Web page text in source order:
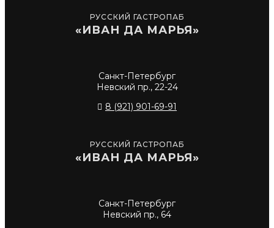
РУССКИЙ ГАСТРОПАБ
«ИВАН ДА МАРЬЯ»
Санкт-Петербург
Невский пр., 22-24
8 (921) 901-69-91
РУССКИЙ ГАСТРОПАБ
«ИВАН ДА МАРЬЯ»
Санкт-Петербург
Невский пр., 64